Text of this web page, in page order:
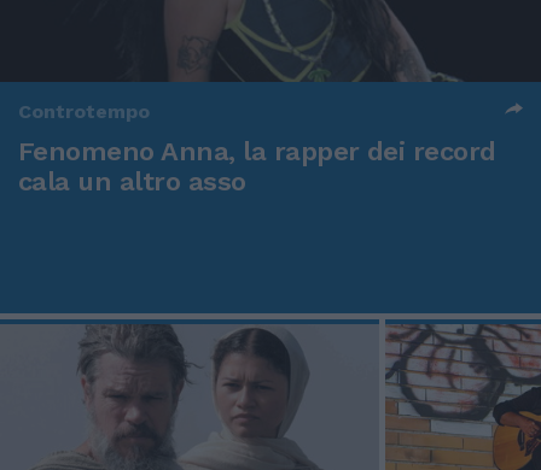
Controtempo
Fenomeno Anna, la rapper dei record
cala un altro asso